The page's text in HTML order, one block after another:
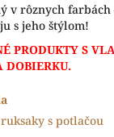
v rôznych
s jeho štýlom!
PRODUKTY S
DOBIERKU.
s potlačou